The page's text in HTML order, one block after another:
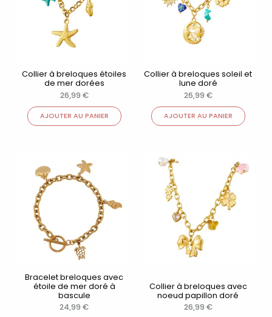
Collier à breloques étoiles
de mer dorées
26,99 €
AJOUTER AU PANIER
Collier à breloques soleil et
lune doré
26,99 €
AJOUTER AU PANIER
Bracelet breloques avec
étoile de mer doré à
bascule
24,99 €
Collier à breloques avec
noeud papillon doré
26,99 €